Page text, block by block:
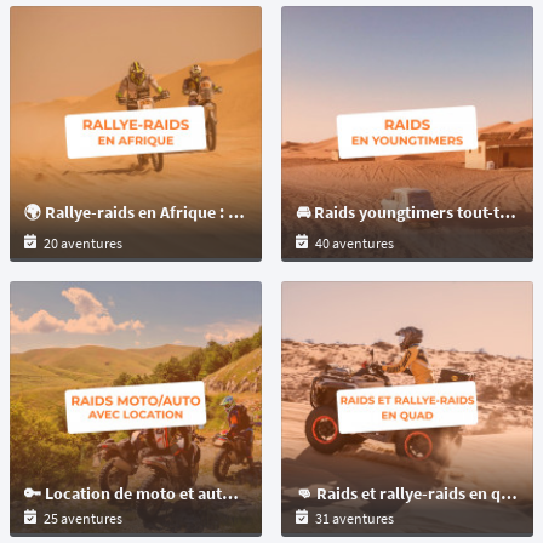
moment sacré du voyageur. 🌌
L'équipement de campement doit être compact et efficace : tente de toit
pour s'isoler du sol, réchaud fiable et éclairage LED puissant. Le bivouac
est aussi le moment du check-up mécanique quotidien : vérification des
niveaux, des fixations de galerie et nettoyage des filtres à air, mis à rude
épreuve par le sable.
🤔 Pourquoi partir en raid 4x4 off-road ?
Le désert offre une page blanche où chaque
devient une histoire unique. C’est un terrain de jeu sans frontières pour
le4x4où la notion de temps s'efface devant l'immensité des paysages.
Choisir unraid 4x4dans le désert, c’est :
◾️ Sortir de sa zone de confort
◾️ Découvrir des paysages inaccessibles autrement
◾️ Apprendre de nouvelles compétences
◾️ Vivre une aventure authentique
C’est aussi une manière différente de voyager, plus immersive, plus
🌍 Rallye-raids en Afrique : road to Dakar
20 aventures
🚘 Raids youngtimers tout-terrain : découvrez l'aventure au volant de voitures mythiques !
40 aventures
🔑 Location de moto et auto en raid : l’astuce ultime pour partir l’esprit léger !
25 aventures
👊 Raids et rallye-raids en quad à travers le monde
31 aventures